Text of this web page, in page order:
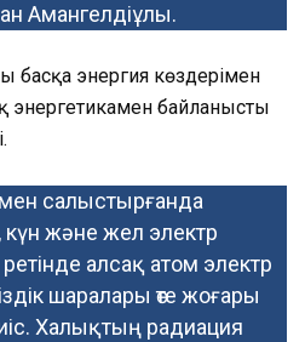
Амангелдіұлы.
энергия көздерімен
энергетикамен байланысты
салыстырғанда
және жел электр
алсақ атом электр
шаралары өте жоғары
Халықтың радиация